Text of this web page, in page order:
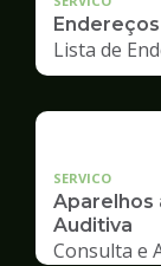
Lista de
SERVICO
Aparelhos
Auditiva
Consulta e